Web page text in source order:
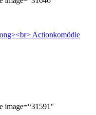
image=“31591″